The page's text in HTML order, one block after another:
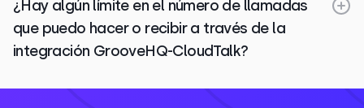
¿Hay algún límite en el número de llamadas
que puedo hacer o recibir a través de la
integración GrooveHQ-CloudTalk?